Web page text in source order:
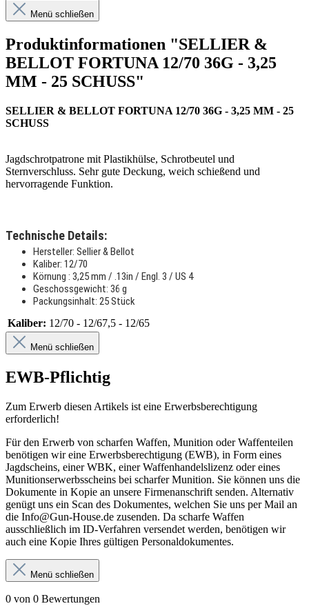
Menü schließen
Produktinformationen "SELLIER &
BELLOT FORTUNA 12/70 36G - 3,25
MM - 25 SCHUSS"
SELLIER & BELLOT FORTUNA 12/70 36G - 3,25 MM - 25
SCHUSS
Jagdschrotpatrone mit Plastikhülse, Schrotbeutel und
Sternverschluss. Sehr gute Deckung, weich schießend und
hervorragende Funktion.
Technische Details:
Hersteller: Sellier & Bellot
Kaliber: 12/70
Körnung : 3,25 mm / .13in / Engl. 3 / US 4
Geschossgewicht: 36 g
Packungsinhalt: 25 Stück
Kaliber: 12/70 - 12/67,5 - 12/65
Menü schließen
EWB-Pflichtig
Zum Erwerb diesen Artikels ist eine Erwerbsberechtigung
erforderlich!
Für den Erwerb von scharfen Waffen, Munition oder Waffenteilen
benötigen wir eine Erwerbsberechtigung (EWB), in Form eines
Jagdscheins, einer WBK, einer Waffenhandelslizenz oder eines
Munitionserwerbsscheins bei scharfer Munition. Sie können uns die
Dokumente in Kopie an unsere Firmenanschrift senden. Alternativ
genügt uns ein Scan des Dokumentes, welchen Sie uns per Mail an
die Info@Gun-House.de zusenden. Da scharfe Waffen
ausschließlich im ID-Verfahren versendet werden, benötigen wir
auch eine Kopie Ihres gültigen Personaldokumentes.
Menü schließen
0 von 0 Bewertungen